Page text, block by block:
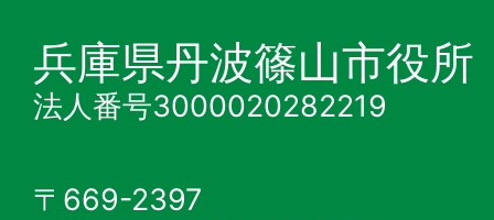
兵庫県丹波篠山市役所
法人番号3000020282219
〒669-2397